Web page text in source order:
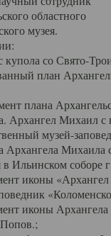
областного
музея.
со Свято-
план
плана
Михаил с
музей-
Михаила
Ильинском соборе
иконы
иконы